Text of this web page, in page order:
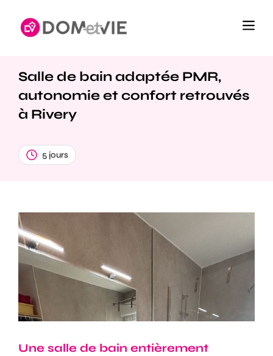
Salle de bain adaptée PMR,
autonomie et confort retrouvés
à Rivery
5 jours
Une salle de bain entièrement